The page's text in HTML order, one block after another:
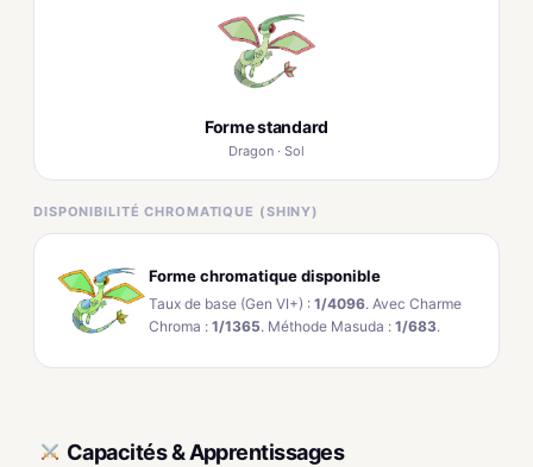
Forme standard
Dragon · Sol
DISPONIBILITÉ CHROMATIQUE (SHINY)
Forme chromatique disponible
Taux de base (Gen VI+) : 1/4096. Avec Charme
Chroma : 1/1365. Méthode Masuda : 1/683.
Capacités & Apprentissages